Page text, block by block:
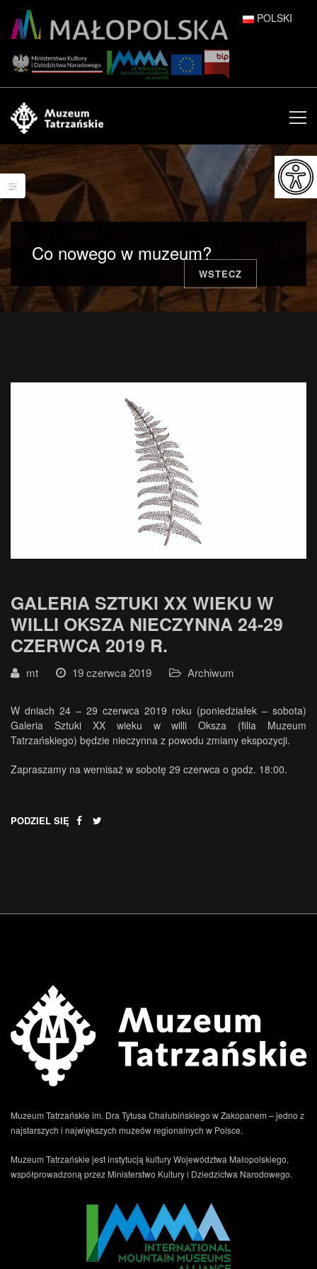
POLSKI
ENGLISH
ESPAÑOL
FRANÇAIS
ITALIANO
日本語
Co nowego w muzeum?
WSTECZ
GALERIA SZTUKI XX WIEKU W
WILLI OKSZA NIECZYNNA 24-29
CZERWCA 2019 R.
mt 19 czerwca 2019 Archiwum
W dniach 24 – 29 czerwca 2019 roku (poniedziałek – sobota)
Galeria Sztuki XX wieku w willi Oksza (filia Muzeum
Tatrzańskiego) będzie nieczynna z powodu zmiany ekspozycji.
Zapraszamy na wernisaż w sobotę 29 czerwca o godz. 18:00.
PODZIEL SIĘ
Muzeum Tatrzańskie im. Dra Tytusa Chałubińskiego w Zakopanem – jedno z
najstarszych i największych muzeów regionalnych w Polsce.
Muzeum Tatrzańskie jest instytucją kultury Województwa Małopolskiego,
współprowadzoną przez Ministerstwo Kultury i Dziedzictwa Narodowego.